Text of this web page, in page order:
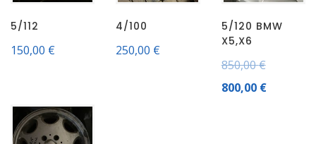
5/112
150,00 €
4/100
250,00 €
5/120 BMW
X5,X6
850,00€
800,00 €